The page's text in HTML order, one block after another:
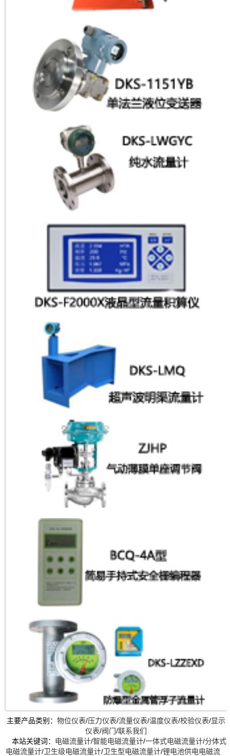
主要产品类别： 物位仪表/压力仪表/流量仪表/温度仪表/校验仪表/显示
仪表/阀门/联系我们
本站关键词： 电磁流量计/智能电磁流量计/一体式电磁流量计/分体式
电磁流量计/卫生级电磁流量计/卫生型电磁流量计/锂电池供电电磁流